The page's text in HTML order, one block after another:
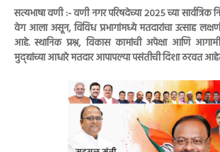
सत्यभाषा वणी :- वणी नगर परिषदेच्या २०२५ च्या
वेग आला असून, विविध प्रभागांमध्ये मतदारांचा उत्साह
आहे. स्थानिक प्रश्न, विकास कामांची अपेक्षा आणि आगामी
मुद्द्यांच्या आधारे मतदार आपापल्या पसंतीची दिशा ठरवत